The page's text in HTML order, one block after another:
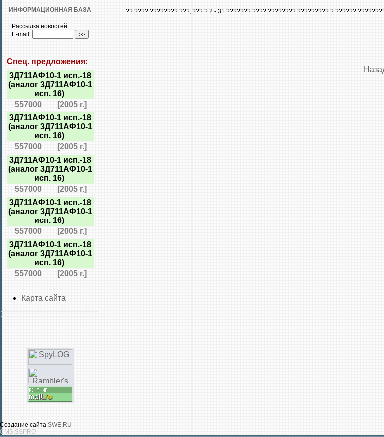
ИНФОРМАЦИОННАЯ БАЗА
Рассылка новостей:
E-mail:
Спец. предложения:
3Д711АФ10-1 исп.-18
(аналог 3Д711АФ10-1
исп. 16)
557000
[2005 г.]
3Д711АФ10-1 исп.-18
(аналог 3Д711АФ10-1
исп. 16)
557000
[2005 г.]
3Д711АФ10-1 исп.-18
(аналог 3Д711АФ10-1
исп. 16)
557000
[2005 г.]
3Д711АФ10-1 исп.-18
(аналог 3Д711АФ10-1
исп. 16)
557000
[2005 г.]
3Д711АФ10-1 исп.-18
(аналог 3Д711АФ10-1
исп. 16)
557000
[2005 г.]
Карта сайта
Создание сайта SWE.RU
CMS.SSPRO
?? ???? ???????? ???, ??? ? 2 - 31 ??????? ???? ???????? ????????? ? ??????